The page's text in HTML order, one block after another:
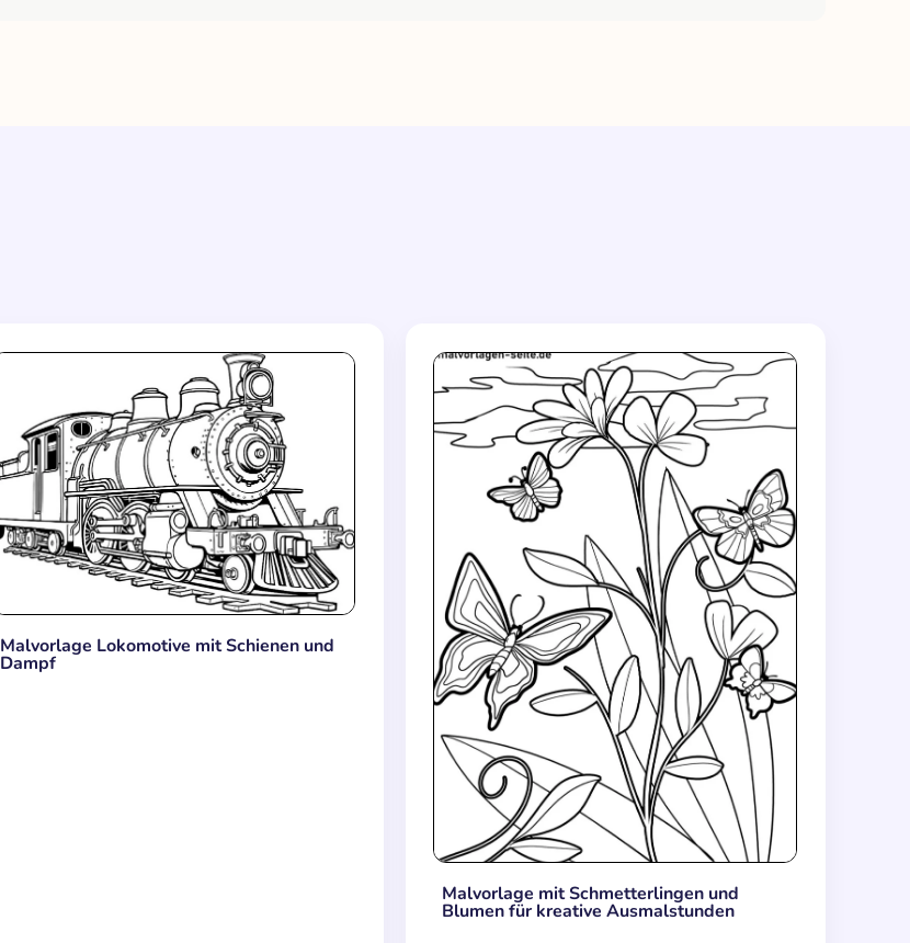
Malvorlage Lokomotive mit Schienen und
Dampf
Malvorlage mit Schmetterlingen und
Blumen für kreative Ausmalstunden